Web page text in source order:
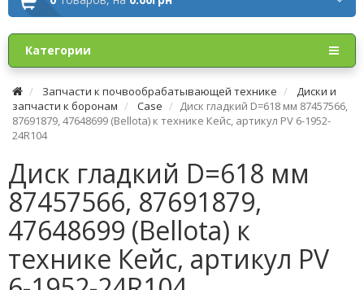
Категории
Запчасти к почвообрабатывающей технике
Диски и
запчасти к боронам
Case
Диск гладкий D=618 мм 87457566,
87691879, 47648699 (Bellota) к технике Кейс, артикул PV 6-1952-
24R104
Диск гладкий D=618 мм
87457566, 87691879,
47648699 (Bellota) к
технике Кейс, артикул PV